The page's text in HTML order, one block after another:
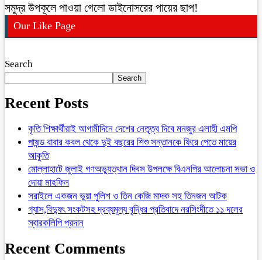
সমুদ্র উপকূলে পাওয়া গেলো ডাইনোসরের পায়ের ছাপ!
Our Like Page
Search
Search
Recent Posts
কৃতি শিক্ষার্থীরাই আগামীদিনে দেশের নেতৃত্ব দিবে মনজুর এলাহী এমপি
পাষন্ড বাবার কবল থেকে দুই বছরের শিশু সন্তানকে ফিরে পেতে মায়ের
আকুতি
মোল্লাহাটে জুলাই গণঅভ্যুত্থান দিবস উপলক্ষে বিএনপির আলোচনা সভা ও
দোয়া মাহফিল
সরাইলে একজন ভুয়া পুলিশ ও তিন কেজি মাদক সহ তিনজন আটক
গ্যাস,বিদ্যুৎ সংকটসহ দ্রব্যমূল্য বৃদ্ধির প্রতিবাদে নরসিংদীতে ১১ দলের
স্বারকলিপি প্রদান
Recent Comments